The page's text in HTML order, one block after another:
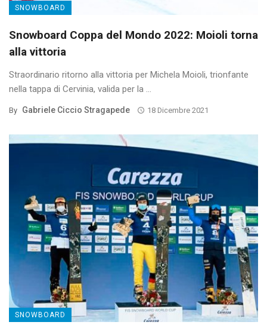
SNOWBOARD
Snowboard Coppa del Mondo 2022: Moioli torna
alla vittoria
Straordinario ritorno alla vittoria per Michela Moioli, trionfante
nella tappa di Cervinia, valida per la ...
By Gabriele Ciccio Stragapede 18 Dicembre 2021
SNOWBOARD